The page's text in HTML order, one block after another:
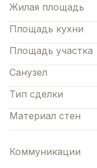
Жилая площадь
Площадь кухни
Площадь участка
Санузел
Тип сделки
Материал стен
Коммуникации